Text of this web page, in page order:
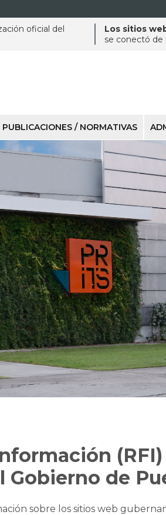
oficial del
Los sitios
se conectó de
PUBLICACIONES / NORMATIVAS
(RFI)
de
sobre los sitios web